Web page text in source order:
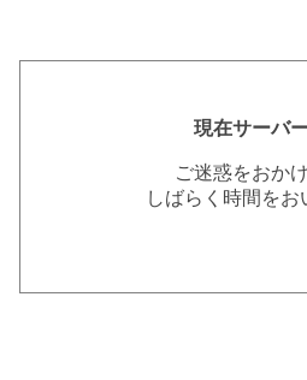
現在サーバ
ご迷惑をおか
しばらく時間を